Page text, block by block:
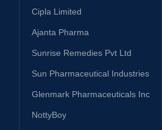
Cipla Limited
Ajanta Pharma
Sunrise Remedies Pvt Ltd
Sun Pharmaceutical Industries
Glenmark Pharmaceuticals Inc
NottyBoy